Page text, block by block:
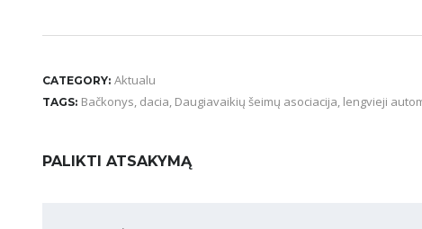
CATEGORY: Aktualu
TAGS: Bačkonys, dacia, Daugiavaikių šeimų asociacija, lengvieji
PALIKTI ATSAKYMĄ